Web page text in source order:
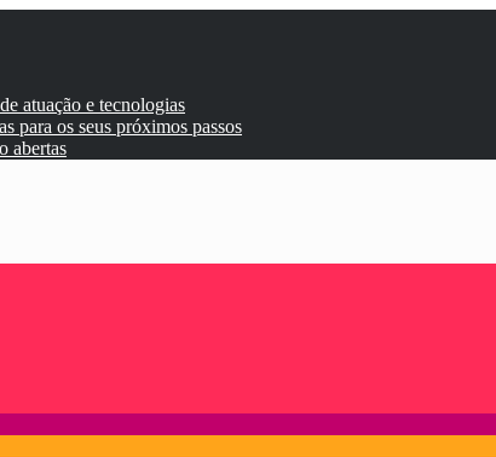
atuação e tecnologias
para os seus próximos passos
abertas